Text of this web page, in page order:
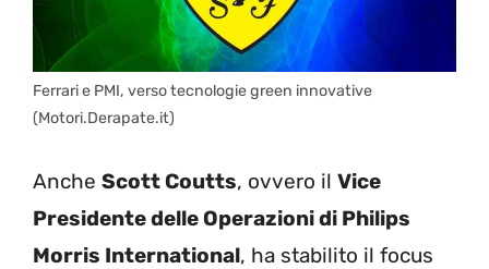
Ferrari e PMI, verso tecnologie green innovative
(Motori.Derapate.it)
Anche Scott Coutts, ovvero il Vice
Presidente delle Operazioni di Philips
Morris International, ha stabilito il focus